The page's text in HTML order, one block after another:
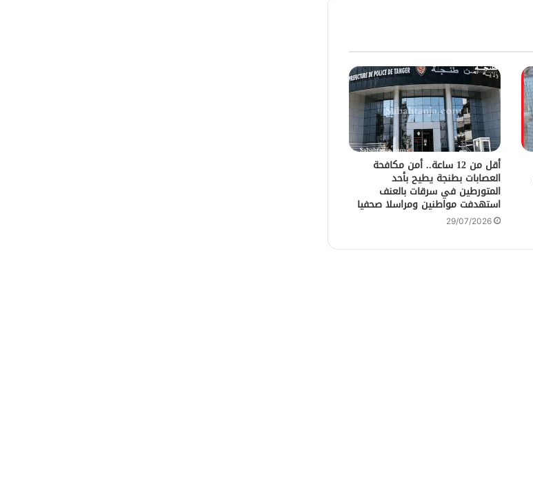
أقل من 12 ساعة.. أمن مكافحة
العصابات بطنجة يطيح بأحد
المتورطين في سرقات بالعنف
استهدفت مواطنين ومراسلا صحفيا
29/07/2026